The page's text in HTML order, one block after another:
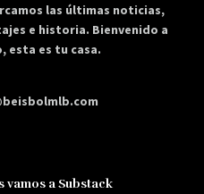
las últimas noticias,
e historia. Bienvenido a
esta es tu casa.
vamos a Substack